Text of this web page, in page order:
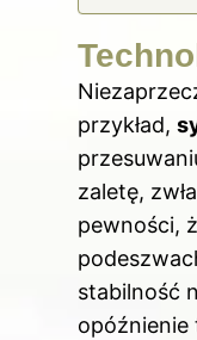
przykład,
zaletę,
pewności,
stabilność
opóźnienie